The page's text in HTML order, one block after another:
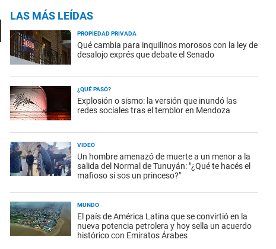
LAS MÁS LEÍDAS
PROPIEDAD PRIVADA
Qué cambia para inquilinos morosos con la ley de
desalojo exprés que debate el Senado
¿QUÉ PASÓ?
Explosión o sismo: la versión que inundó las
redes sociales tras el temblor en Mendoza
VIDEO
Un hombre amenazó de muerte a un menor a la
salida del Normal de Tunuyán: "¿Qué te hacés el
mafioso si sos un princeso?"
MUNDO
El país de América Latina que se convirtió en la
nueva potencia petrolera y hoy sella un acuerdo
histórico con Emiratos Árabes